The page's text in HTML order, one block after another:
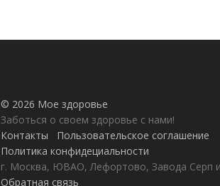
© 2026 Мое здоровье
Заботься о своем здоровье с нами!
Контакты
Пользовательское соглашение
Политика конфидециальности
г. Москва, ЮВАО, Лефортово, Завода Серп
Обратная связь